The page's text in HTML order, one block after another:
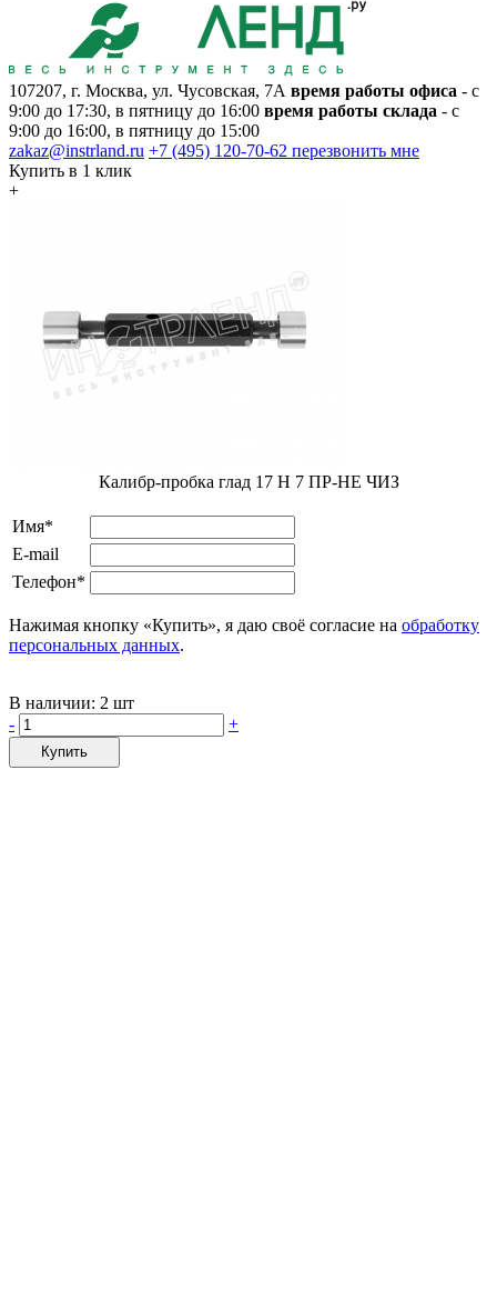
107207, г. Москва, ул. Чусовская, 7А время работы офиса - с
9:00 до 17:30, в пятницу до 16:00 время работы склада - с
9:00 до 16:00, в пятницу до 15:00
zakaz@instrland.ru +7 (495) 120-70-62 перезвонить мне
Купить в 1 клик
+
Калибр-пробка глад 17 H 7 ПР-НЕ ЧИЗ
Имя*
E-mail
Телефон*
Нажимая кнопку «Купить», я даю своё согласие на обработку
персональных данных.
В наличии: 2 шт
-
+
Купить